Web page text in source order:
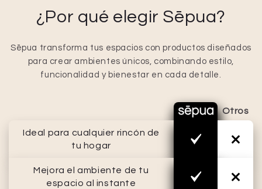
¿Por qué elegir Sēpua?
Sēpua transforma tus espacios con productos diseñados
para crear ambientes únicos, combinando estilo,
funcionalidad y bienestar en cada detalle.
Otros
Ideal para cualquier rincón de
tu hogar
Mejora el ambiente de tu
espacio al instante